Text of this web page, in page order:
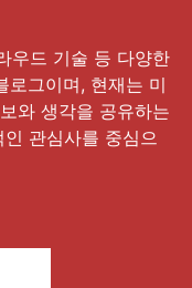
우드 기술 등 다양한
로그이며, 현재는 미
와 생각을 공유하는
관심사를 중심으